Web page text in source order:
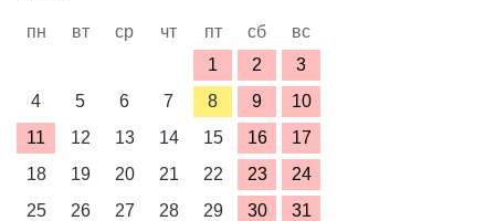
пн вт ср чт пт сб
вс
1
2
3
4
5 6 7 8 9
10
11
12 13 14 15 16
17
18
19 20 21 22 23
24
25
26 27 28 29 30 31